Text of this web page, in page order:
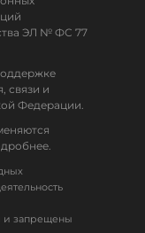
ЭЛ № ФС 77
связи и
Федерации.
и запрещены